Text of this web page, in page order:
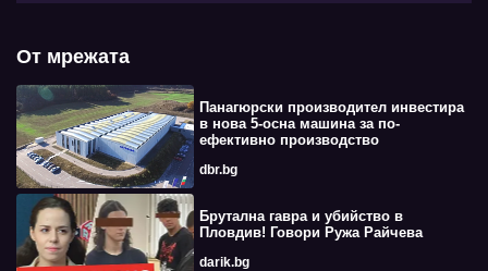
От мрежата
Панагюрски производител инвестира
в нова 5-осна машина за по-
ефективно производство
dbr.bg
Брутална гавра и убийство в
Пловдив! Говори Ружа Райчева
darik.bg